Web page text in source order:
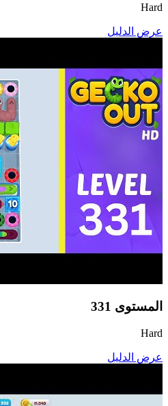
Hard
عرض الدليل
المستوى 331
Hard
عرض الدليل